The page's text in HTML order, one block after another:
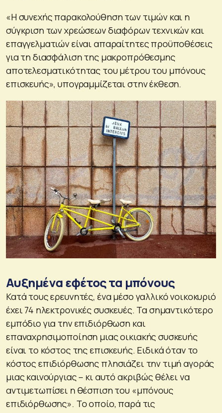
«Η συνεχής παρακολούθηση των τιμών και η
σύγκριση των χρεώσεων διαφόρων τεχνικών και
επαγγελματιών είναι απαραίτητες προϋποθέσεις
για τη διασφάλιση της μακροπρόθεσμης
αποτελεσματικότητας του μέτρου του μπόνους
επισκευής», υπογραμμίζεται στην έκθεση.
Αυξημένα εφέτος τα μπόνους
Κατά τους ερευνητές, ένα μέσο γαλλικό νοικοκυριό
έχει 74 ηλεκτρονικές συσκευές. Τα σημαντικότερο
εμπόδιο για την επιδιόρθωση και
επαναχρησιμοποίηση μιας οικιακής συσκευής
είναι το κόστος της επισκευής. Ειδικά όταν το
κόστος επιδιόρθωσης πλησιάζει την τιμή αγοράς
μιας καινούργιας – κι αυτό ακριβώς θέλει να
αντιμετωπίσει η θέσπιση του «μπόνους
επιδιόρθωσης». Το οποίο, παρά τις